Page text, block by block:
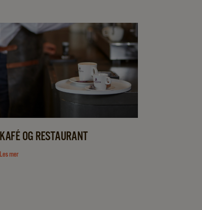
KAFÉ OG RESTAURANT
Les mer